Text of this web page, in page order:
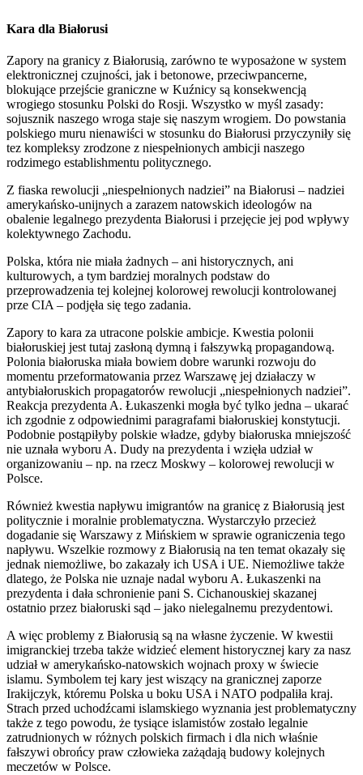
Kara dla Białorusi
Zapory na granicy z Białorusią, zarówno te wyposażone w system
elektronicznej czujności, jak i betonowe, przeciwpancerne,
blokujące przejście graniczne w Kuźnicy są konsekwencją
wrogiego stosunku Polski do Rosji. Wszystko w myśl zasady:
sojusznik naszego wroga staje się naszym wrogiem. Do powstania
polskiego muru nienawiści w stosunku do Białorusi przyczyniły się
tez kompleksy zrodzone z niespełnionych ambicji naszego
rodzimego establishmentu politycznego.
Z fiaska rewolucji „niespełnionych nadziei” na Białorusi – nadziei
amerykańsko-unijnych a zarazem natowskich ideologów na
obalenie legalnego prezydenta Białorusi i przejęcie jej pod wpływy
kolektywnego Zachodu.
Polska, która nie miała żadnych – ani historycznych, ani
kulturowych, a tym bardziej moralnych podstaw do
przeprowadzenia tej kolejnej kolorowej rewolucji kontrolowanej
prze CIA – podjęła się tego zadania.
Zapory to kara za utracone polskie ambicje. Kwestia polonii
białoruskiej jest tutaj zasłoną dymną i fałszywką propagandową.
Polonia białoruska miała bowiem dobre warunki rozwoju do
momentu przeformatowania przez Warszawę jej działaczy w
antybiałoruskich propagatorów rewolucji „niespełnionych nadziei”.
Reakcja prezydenta A. Łukaszenki mogła być tylko jedna – ukarać
ich zgodnie z odpowiednimi paragrafami białoruskiej konstytucji.
Podobnie postąpiłyby polskie władze, gdyby białoruska mniejszość
nie uznała wyboru A. Dudy na prezydenta i wzięła udział w
organizowaniu – np. na rzecz Moskwy – kolorowej rewolucji w
Polsce.
Również kwestia napływu imigrantów na granicę z Białorusią jest
politycznie i moralnie problematyczna. Wystarczyło przecież
dogadanie się Warszawy z Mińskiem w sprawie ograniczenia tego
napływu. Wszelkie rozmowy z Białorusią na ten temat okazały się
jednak niemożliwe, bo zakazały ich USA i UE. Niemożliwe także
dlatego, że Polska nie uznaje nadal wyboru A. Łukaszenki na
prezydenta i dała schronienie pani S. Cichanouskiej skazanej
ostatnio przez białoruski sąd – jako nielegalnemu prezydentowi.
A więc problemy z Białorusią są na własne życzenie. W kwestii
imigranckiej trzeba także widzieć element historycznej kary za nasz
udział w amerykańsko-natowskich wojnach proxy w świecie
islamu. Symbolem tej kary jest wiszący na granicznej zaporze
Irakijczyk, któremu Polska u boku USA i NATO podpaliła kraj.
Strach przed uchodźcami islamskiego wyznania jest problematyczny
także z tego powodu, że tysiące islamistów zostało legalnie
zatrudnionych w różnych polskich firmach i dla nich właśnie
fałszywi obrońcy praw człowieka zażądają budowy kolejnych
meczetów w Polsce.